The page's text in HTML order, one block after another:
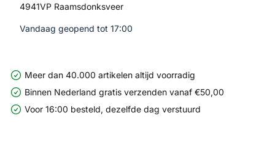
4941VP Raamsdonksveer
Vandaag geopend tot 17:00
Meer dan 40.000 artikelen altijd voorradig
Binnen Nederland gratis verzenden vanaf €50,00
Voor 16:00 besteld, dezelfde dag verstuurd